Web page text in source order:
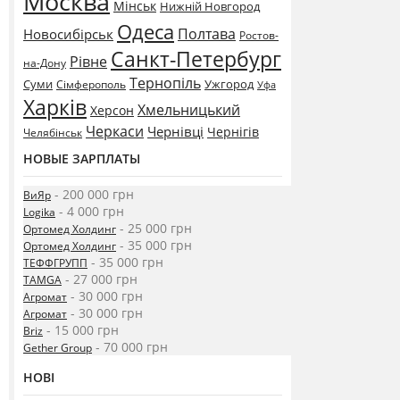
Мінськ Нижній Новгород
Новосибірськ Одеса Полтава Ростов-
на-Дону Рівне Санкт-Петербург
Суми Сімферополь Тернопіль Ужгород Уфа
Харків Херсон Хмельницький
Челябінськ Черкаси Чернівці Чернігів
НОВЫЕ ЗАРПЛАТЫ
ВиЯр - 200 000 грн
Logika - 4 000 грн
Ортомед Холдинг - 25 000 грн
Ортомед Холдинг - 35 000 грн
ТЕФФГРУПП - 35 000 грн
TAMGA - 27 000 грн
Агромат - 30 000 грн
Агромат - 30 000 грн
Briz - 15 000 грн
Gether Group - 70 000 грн
НОВІ